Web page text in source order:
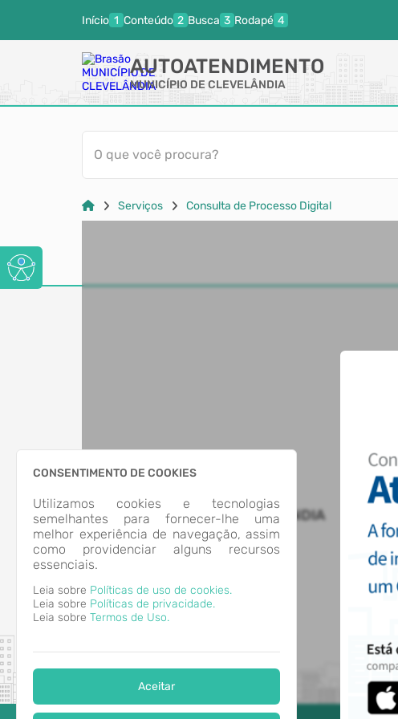
Início Conteúdo Busca Rodapé
AUTOATENDIMENTO
MUNICÍPIO DE CLEVELÂNDIA
O que você procura?
Serviços Consulta de Processo Digital
CONSENTIMENTO DE COOKIES
Utilizamos cookies e tecnologias
semelhantes para fornecer-lhe uma
melhor experiência de navegação, assim
como providenciar alguns recursos
essenciais.
Leia sobre Políticas de uso de cookies.
Leia sobre Políticas de privacidade.
Leia sobre Termos de Uso.
Aceitar
MUNICÍPIO DE CLEVELÂNDIA